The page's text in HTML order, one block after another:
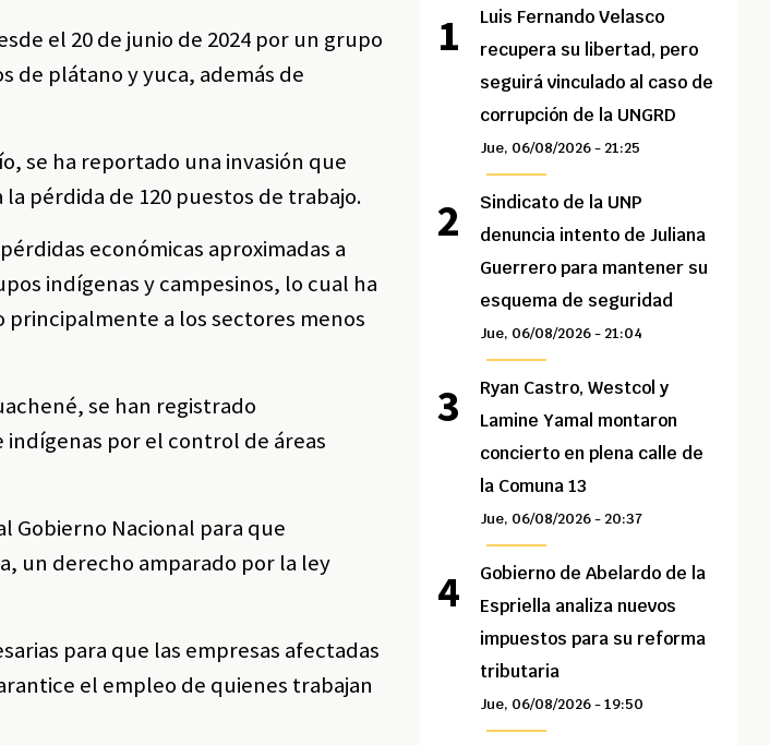
el 20 de junio de 2024 por un grupo
de plátano y yuca, además de
se ha reportado una invasión que
pérdida de 120 puestos de trabajo.
económicas aproximadas a
indígenas y campesinos, lo cual ha
a los sectores menos
se han registrado
por el control de áreas
Gobierno Nacional para que
un derecho amparado por la ley
para que las empresas afectadas
el empleo de quienes trabajan
Luis Fernando Velasco
recupera su libertad, pero
seguirá vinculado al caso de
corrupción de la UNGRD
Jue, 06/08/2026 - 21:25
Sindicato de la UNP
denuncia intento de Juliana
Guerrero para mantener su
esquema de seguridad
Jue, 06/08/2026 - 21:04
Ryan Castro, Westcol y
Lamine Yamal montaron
concierto en plena calle de
la Comuna 13
Jue, 06/08/2026 - 20:37
Gobierno de Abelardo de la
Espriella analiza nuevos
impuestos para su reforma
tributaria
Jue, 06/08/2026 - 19:50